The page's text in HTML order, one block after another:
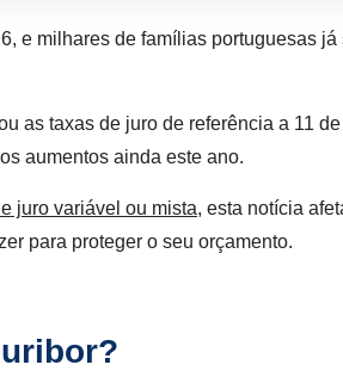
e milhares de famílias portuguesas já
as taxas de juro de referência a 11
aumentos ainda este ano.
juro variável ou mista, esta notícia
para proteger o seu orçamento.